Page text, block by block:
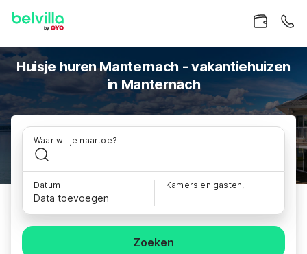
Huisje huren Manternach - vakantiehuizen
in Manternach
Waar wil je naartoe?
Datum
Data toevoegen
Kamers en gasten,
Zoeken